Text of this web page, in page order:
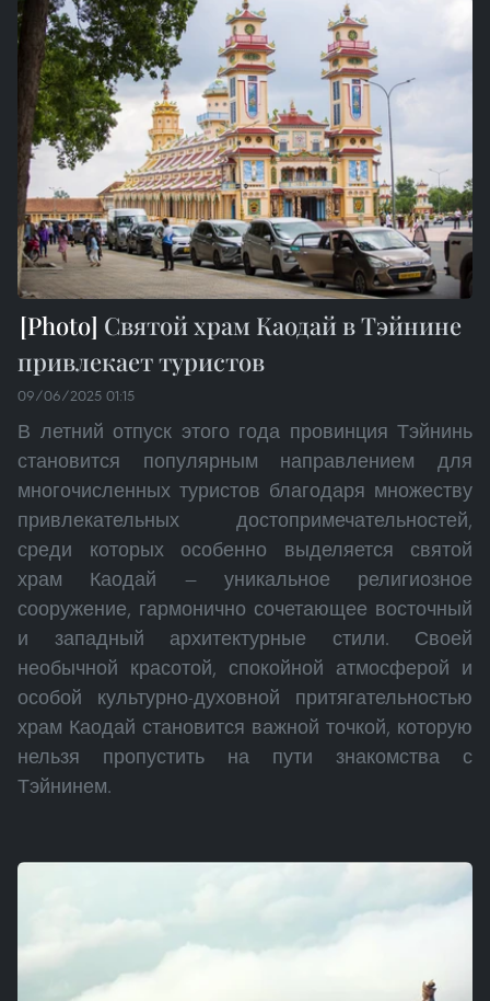
Святой храм Каодай в Тэйнине
привлекает туристов
09/06/2025 01:15
В летний отпуск этого года провинция Тэйнинь
становится популярным направлением для
многочисленных туристов благодаря множеству
привлекательных достопримечательностей,
среди которых особенно выделяется святой
храм Каодай — уникальное религиозное
сооружение, гармонично сочетающее восточный
и западный архитектурные стили. Своей
необычной красотой, спокойной атмосферой и
особой культурно-духовной притягательностью
храм Каодай становится важной точкой, которую
нельзя пропустить на пути знакомства с
Тэйнинем.